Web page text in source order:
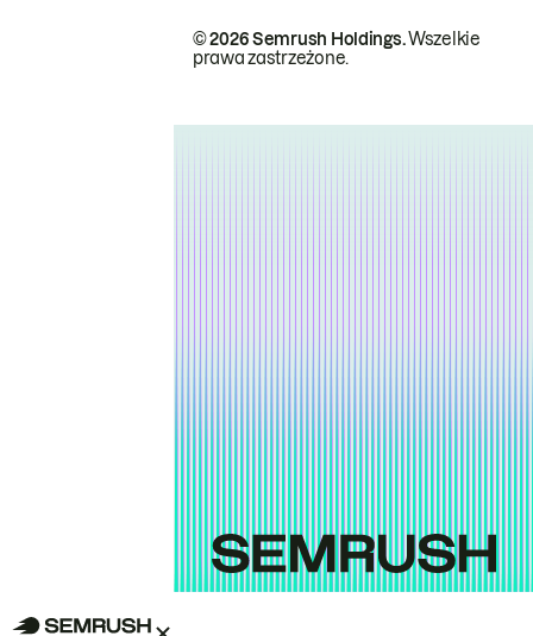
© 2026 Semrush Holdings.Wszelkie
prawa zastrzeżone.